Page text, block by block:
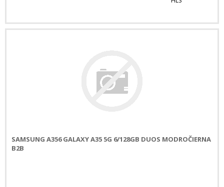
SAMSUNG A356 GALAXY A35 5G 6/128GB DUOS MODROČIERNA
B2B